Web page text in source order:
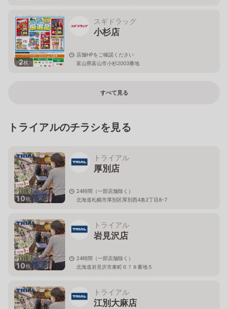
2枚
スギドラッグ
小杉店
店舗HPをご確認ください
富山県富山市小杉2003番地
すべて見る
トライアルのチラシを見る
10枚
トライアル
厚別店
24時間（一部店舗除く）
北海道札幌市厚別区厚別西4条2丁目8-7
10枚
トライアル
岩見沢店
24時間（一部店舗除く）
北海道岩見沢市東町６７８番地５
トライアル
江別大麻店